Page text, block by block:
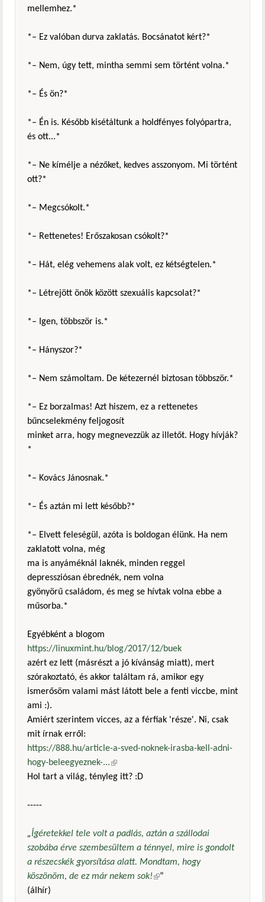
mellemhez.*
*– Ez valóban durva zaklatás. Bocsánatot kért?*
*– Nem, úgy tett, mintha semmi sem történt volna.*
*– És ön?*
*– Én is. Később kisétáltunk a holdfényes folyópartra,
és ott...*
*– Ne kímélje a nézőket, kedves asszonyom. Mi történt
ott?*
*– Megcsókolt.*
*– Rettenetes! Erőszakosan csókolt?*
*– Hát, elég vehemens alak volt, ez kétségtelen.*
*– Létrejött önök között szexuális kapcsolat?*
*– Igen, többször is.*
*– Hányszor?*
*– Nem számoltam. De kétezernél biztosan többször.*
*– Ez borzalmas! Azt hiszem, ez a rettenetes
bűncselekmény feljogosít
minket arra, hogy megnevezzük az illetőt. Hogy hívják?
*
*– Kovács Jánosnak.*
*– És aztán mi lett később?*
*– Elvett feleségül, azóta is boldogan élünk. Ha nem
zaklatott volna, még
ma is anyáméknál laknék, minden reggel
depressziósan ébrednék, nem volna
gyönyörű családom, és meg se hívtak volna ebbe a
műsorba.*
Egyébként a blogom
https://linuxmint.hu/blog/2017/12/buek
azért ez lett (másrészt a jó kívánság miatt), mert
szórakoztató, és akkor találtam rá, amikor egy
ismerősöm valami mást látott bele a fenti viccbe, mint
ami :).
Amiért szerintem vicces, az a férfiak 'része'. Ni, csak
mit írnak erről:
https://888.hu/article-a-sved-noknek-irasba-kell-adni-
hogy-beleegyeznek-...(külső hivatkozás)
Hol tart a világ, tényleg itt? :D
-----
„Ígéretekkel tele volt a padlás, aztán a szállodai
szobába érve szembesültem a ténnyel, mire is gondolt
a részecskék gyorsítása alatt. Mondtam, hogy
köszönöm, de ez már nekem sok!(külső hivatkozás)
”
(álhír)